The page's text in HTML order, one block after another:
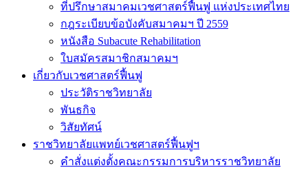
ที่ปรึกษาสมาคมเวชศาสตร์ฟื้นฟู แห่งประเทศไทย
กฎระเบียบข้อบังคับสมาคมฯ ปี 2559
หนังสือ Subacute Rehabilitation
ใบสมัครสมาชิกสมาคมฯ
เกี่ยวกับเวชศาสตร์ฟื้นฟู
ประวัติราชวิทยาลัย
พันธกิจ
วิสัยทัศน์
ราชวิทยาลัยแพทย์เวชศาสตร์ฟื้นฟูฯ
คำสั่งแต่งตั้งคณะกรรมการบริหารราชวิทยาลัย